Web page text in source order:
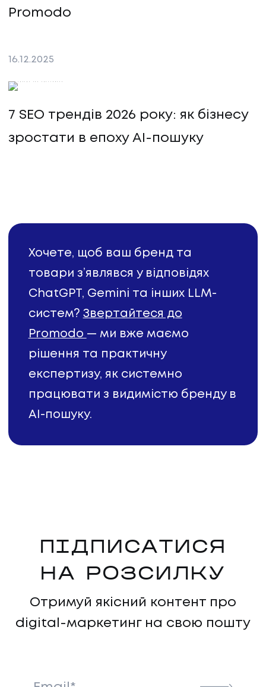
Promodo
16.12.2025
7 SEO трендів 2026 року: як бізнесу
зростати в епоху AI-пошуку
Хочете, щоб ваш бренд та
товари з’являвся у відповідях
ChatGPT, Gemini та інших LLM-
систем? Звертайтеся до
Promodo — ми вже маємо
рішення та практичну
експертизу, як системно
працювати з видимістю бренду в
AI-пошуку.
ПІДПИСАТИСЯ
НА РОЗСИЛКУ
Отримуй якісний контент про
digital-маркетинг на свою пошту
НАПИСАТИ НАМ